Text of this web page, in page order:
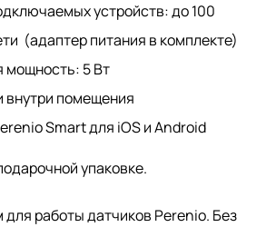
устройств: до 100
(адаптер питания в комплекте)
мощность: 5 Вт
внутри помещения
Smart для iOS и Android
упаковке.
работы датчиков Perenio. Без